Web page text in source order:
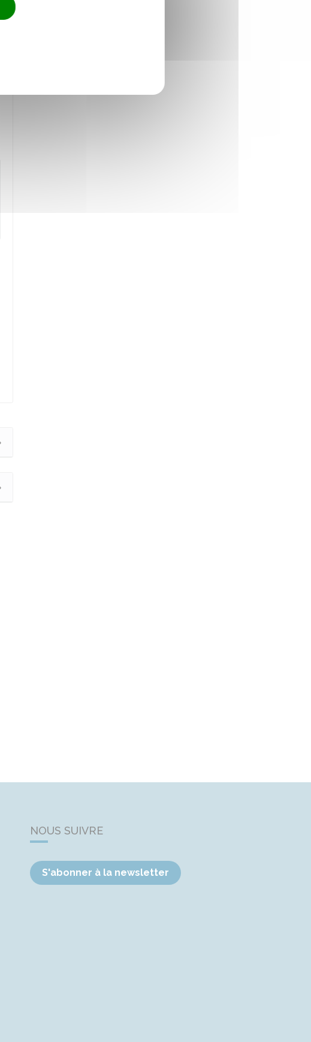
NOUS SUIVRE
S'abonner à la newsletter